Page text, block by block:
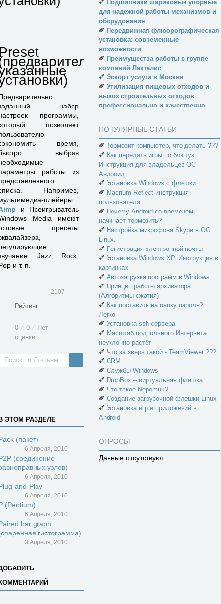
набор
программы,
позволяет
время,
выбрав
работы из
Например,
плейеры
и Проигрыватель
Media имеют
пресеты
Jazz, Rock,
и т. п.
2107
Рейтинг
0 ⁄ 0 ⁄ Нет
оценки
ЭТОМ РАЗДЕЛЕ
(пакет)
6 Апреля, 2010
(соединение
узлов)
6 Апреля, 2010
and-Play
6 Апреля, 2010
(Pentium)
6 Апреля, 2010
bar graph
гистограмма)
3 Апреля, 2010
✐ Подшипники шариковые упорные
для надежной работы механизмов и
оборудования
✐ Передвижная флюорографическая
установка: современные
возможности
✐ Преимущества работы в группе
компаний Лакталис
✐ Эскорт услуги в Москве
✐ Утилизация пищевых отходов и
вывоз строительных отходов
профессионально и качественно
ПОПУЛЯРНЫЕ СТАТЬИ
✐ Тормозит компьютер, что делать ???
✐ Как передать игры по блютуз.
Инструкция для владельцев ОС
Андроид.
✐ Установка Windows с флешки
✐ Macrium Reflect инструкция
пользователя
✐ Почему Android со временем
начинает тормозить?
✐ Настройка микрофона Skype в ОС
Linux.
✐ Регистрация электронной почты
✐ Установка Windows XP. Инструкция в
картинках
✐ Автозагрузка программ в Windows
✐ Принцип работы архиватора
(Алгоритмы сжатия)
✐ Как поставить на папку пароль?
Легко
✐ Установка ssh-сервера
✐ Масштаб подпольного Интернета
неуклонно растёт
✐ Что за зверь такой - TeamViewer ???
✐ CRM
✐ Службы Windows
✐ DropBox – виртуальная флешка
✐ Что такое Nepomuk?
✐ Создание загрузочной флешки Linux
✐ Установка игр и приложений в
Android
ОПРОСЫ
Данные отсутствуют